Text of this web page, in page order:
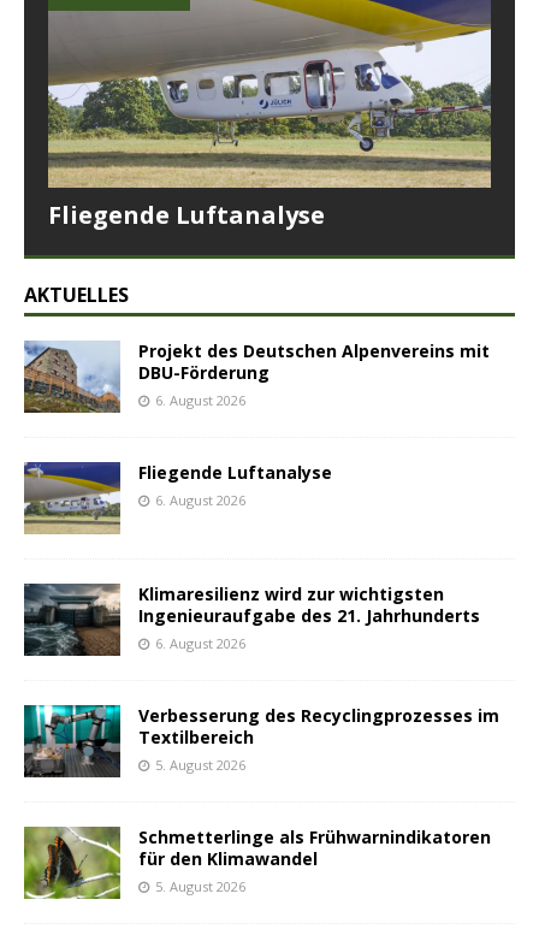
Fliegende Luftanalyse
AKTUELLES
Projekt des Deutschen Alpenvereins mit
DBU-Förderung
6. August 2026
Fliegende Luftanalyse
6. August 2026
Klimaresilienz wird zur wichtigsten
Ingenieuraufgabe des 21. Jahrhunderts
6. August 2026
Verbesserung des Recyclingprozesses im
Textilbereich
5. August 2026
Schmetterlinge als Frühwarnindikatoren
für den Klimawandel
5. August 2026